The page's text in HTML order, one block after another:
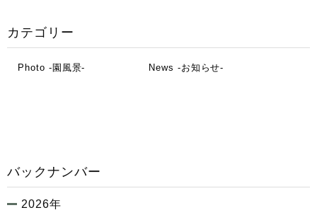
カテゴリー
Photo -園風景- News -お知らせ-
バックナンバー
2026年